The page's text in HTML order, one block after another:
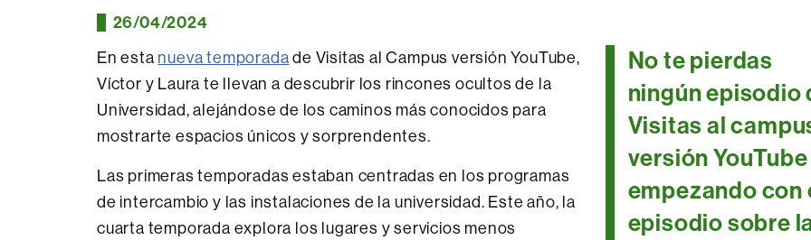
26/04/2024
No te pierdas
ningún episodio
Visitas al
versión
empezando con
episodio sobre
En esta nueva temporada de Visitas al Campus versión YouTube,
Víctor y Laura te llevan a descubrir los rincones ocultos de la
Universidad, alejándose de los caminos más conocidos para
mostrarte espacios únicos y sorprendentes.
Las primeras temporadas estaban centradas en los programas
de intercambio y las instalaciones de la universidad. Este año, la
cuarta temporada explora los lugares y servicios menos